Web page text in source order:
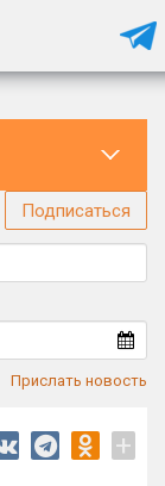
Подписаться
Прислать новость
+